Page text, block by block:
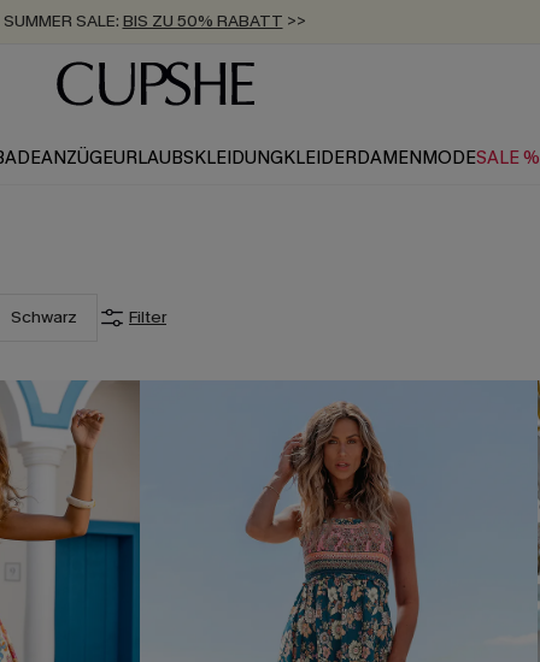
BIS ZU -20% EXTRA ERHALTEN
KOSTENLOSER VERSAND AB 89 €
URLAUBSKLEIDUNGKLEIDERDAMENMODESALE %
Schwarz Filter